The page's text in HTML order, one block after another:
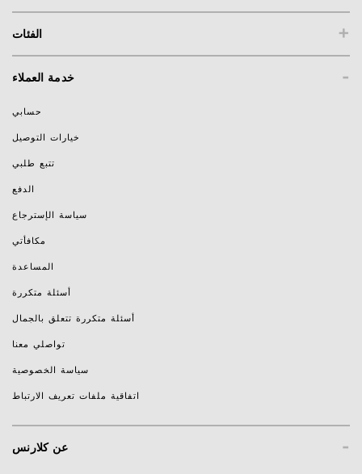
+ الفئات
- خدمة العملاء
حسابي
خيارات التوصيل
تتبع طلبي
الدفع
سياسة الإسترجاع
مكافأتي
المساعدة
أسئلة متكررة
أسئلة متكررة تتعلق بالجمال
تواصلي معنا
سياسة الخصوصية
اتفاقية ملفات تعريف الارتباط
- عن كلارنس